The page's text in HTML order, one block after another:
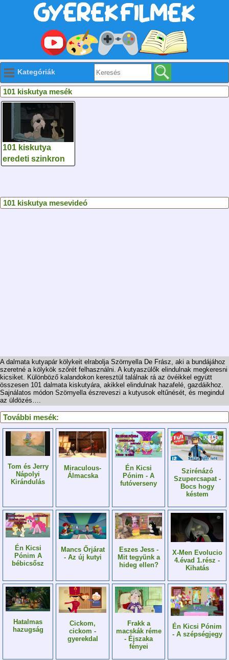
Kategóriák
101 kiskutya mesék
101 kiskutya
eredeti szinkron
101 kiskutya mesevideó
A dalmata kutyapár kölykeit elrabolja Szörnyella De Frász, aki a bundájához
szeretné a kölykök szőrét felhasználni. A kutyaszülők elindulnak megkeresni
kicsiket. Különböző kalandokon keresztül találnak rá az övéikkel együtt
összesen 101 dalmata kiskutyára, akikkel elindulnak hazafelé, gazdáikhoz.
Sajnálatos módon Szörnyella észreveszi a kutyusok eltűnését, és megindul
az üldözés….
További mesék:
Tom és Jerry
Nápolyi
Kirándulás
Miraculous-
Álmacska
Én Kicsi
Pónim - A
futóverseny
Szirénázó
Szupercsapat -
Bocs hogy
késtem
Én Kicsi
Pónim A
bébicsősz
Mancs Őrjárat
- Az új kutyi
Eszes Jess -
Mit tegyünk a
hideg ellen?
X-Men Evolucio
4.évad 1.rész -
Kihatás
Hatalmas
hazugság
Cickom,
cickom -
gyerekdal
Frakk a
macskák réme
- Éjszaka
fényei
Én Kicsi Pónim
- A szépségjegy